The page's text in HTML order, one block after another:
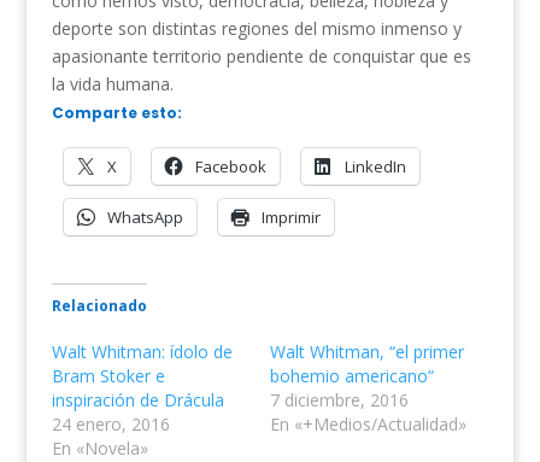
deporte son distintas regiones del mismo inmenso y
apasionante territorio pendiente de conquistar que es
la vida humana.
Comparte esto:
X Facebook LinkedIn
WhatsApp Imprimir
Relacionado
Walt Whitman: ídolo de
Bram Stoker e
inspiración de Drácula
24 enero, 2016
En «Novela»
Walt Whitman, “el primer
bohemio americano“
7 diciembre, 2016
En «+Medios/Actualidad»